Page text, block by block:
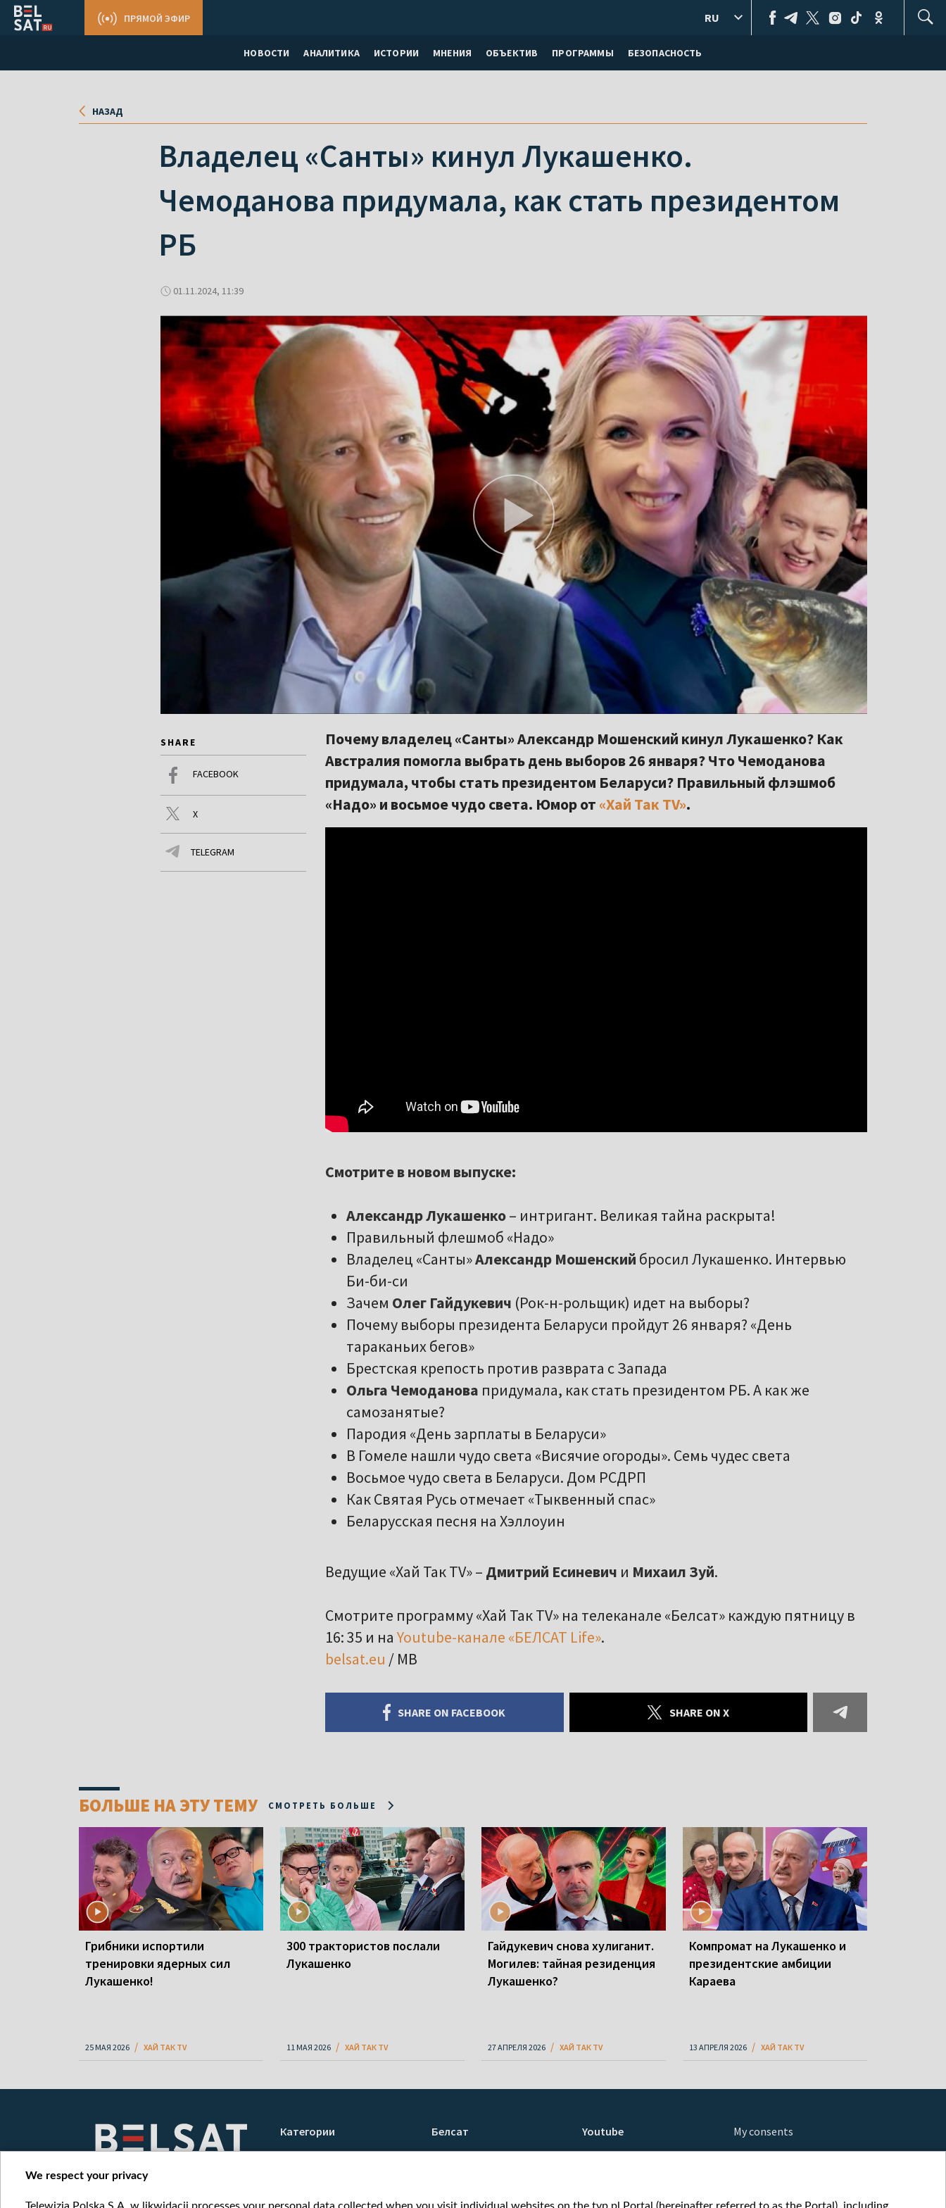
НОВОСТИ АНАЛИТИКА ИСТОРИИ МНЕНИЯ ОБЪЕКТИВ ПРОГРАММЫ БЕЗОПАСНОСТЬ
ПРЯМОЙ ЭФИР RU
НАЗАД
Владелец «Санты» кинул Лукашенко.
Чемоданова придумала, как стать президентом
РБ
01.11.2024, 11:39
SHARE
FACEBOOK
X
TELEGRAM
Почему владелец «Санты» Александр Мошенский кинул Лукашенко? Как
Австралия помогла выбрать день выборов 26 января? Что Чемоданова
придумала, чтобы стать президентом Беларуси? Правильный флэшмоб
«Надо» и восьмое чудо света. Юмор от «Хай Так TV».
Смотрите в новом выпуске:
Александр Лукашенко– интригант. Великая тайна раскрыта!
Правильный флешмоб «Надо»
Владелец «Санты»Александр Мошенский бросил Лукашенко. Интервью
Би-би-си
Зачем Олег Гайдукевич (Рок-н-рольщик) идет на выборы?
Почему выборы президента Беларуси пройдут 26 января? «День
тараканьих бегов»
Брестская крепость против разврата с Запада
Ольга Чемоданова придумала, как стать президентом РБ. А как же
самозанятые?
Пародия «День зарплаты в Беларуси»
В Гомеле нашли чудо света «Висячие огороды». Семь чудес света
Восьмое чудо света в Беларуси. Дом РСДРП
Как Святая Русь отмечает «Тыквенный спас»
Беларусская песня на Хэллоуин
Ведущие «Хай Так TV» – Дмитрий Есиневич и Михаил Зуй.
Смотрите программу «Хай Так TV» на телеканале «Белсат» каждую пятницу в
16: 35 и на Youtube-канале «БЕЛСАТ Life».
belsat.eu / МВ
SHARE ON FACEBOOK SHARE ON X
БОЛЬШЕ НА ЭТУ ТЕМУ СМОТРЕТЬ БОЛЬШЕ
Грибники испортили
тренировки ядерных сил
Лукашенко!
25 МАЯ 2026 ХАЙ ТАК TV
300 трактористов послали
Лукашенко
11 МАЯ 2026 ХАЙ ТАК TV
Гайдукевич снова хулиганит.
Могилев: тайная резиденция
Лукашенко?
27 АПРЕЛЯ 2026 ХАЙ ТАК TV
Компромат на Лукашенко и
президентские амбиции
Караева
13 АПРЕЛЯ 2026 ХАЙ ТАК TV
Категории
Новости
Белсат
О нас
Youtube
Белсат news
My consents
We respect your privacy